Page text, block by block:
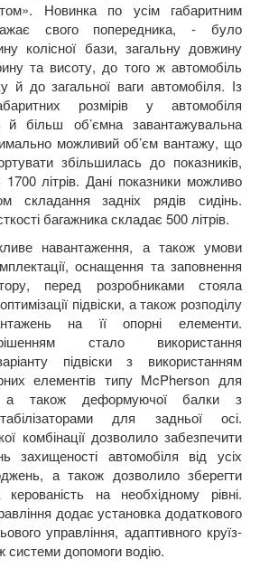
Новинка по усім габаритним
свого попередника, - було
колісної бази, загальну довжину
та висоту, до того ж автомобіль
й до загальної ваги автомобіля. Із
розмірів у автомобіля
й більш об’ємна завантажувальна
можливий об’єм вантажу, що
збільшилась до показників,
літрів. Дані показники можливо
складання задніх рядів сидінь.
багажника складає 500 літрів.
навантаження, а також умови
оснащення та заповнення
перед розробниками стояла
підвіски, а також розподілу
на її опорні елементи.
стало використання
підвіски з використанням
елементів типу McPherson для
а також деформуючої балки з
для задньої осі.
комбінації дозволило забезпечити
захищеності автомобіля від усіх
а також дозволило зберегти
керованість на необхідному рівні.
додає установка додаткового
управління, адаптивного круїз-
системи допомоги водію.